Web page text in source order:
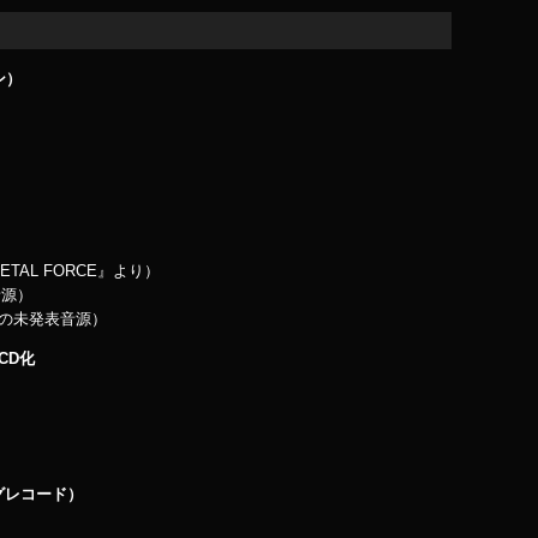
FORCE』より）
）
発表音源）
化
コード）